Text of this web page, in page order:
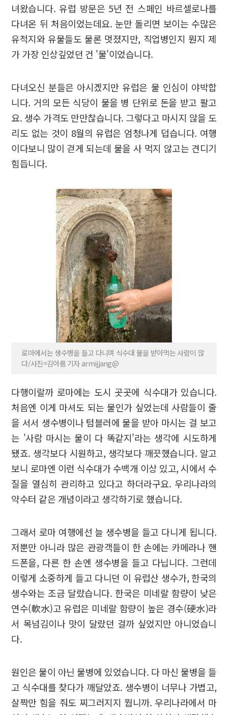
녀왔습니다. 유럽 방문은 5년 전 스페인 바르셀로나를
다녀온 뒤 처음이었는데요. 눈만 돌리면 보이는 수많은
유적지와 유물들도 물론 멋졌지만, 직업병인지 뭔지 제
가 가장 인상깊었던 건 '물'이었습니다.
다녀오신 분들은 아시겠지만 유럽은 물 인심이 야박합
니다. 거의 모든 식당이 물을 병 단위로 돈을 받고 팔고
요. 생수 가격도 만만찮습니다. 그렇다고 마시지 않을 도
리도 없는 것이 8월의 유럽은 엄청나게 덥습니다. 여행
이다보니 많이 걷게 되는데 물을 사 먹지 않고는 견디기
힘듭니다.
로마에서는 생수병을 들고 다니며 식수대 물을 받아먹는 사람이 많
다/사진=김아름 기자 armijjang@
다행이랄까 로마에는 도시 곳곳에 식수대가 있습니다.
처음엔 이게 마셔도 되는 물인가 싶었는데 사람들이 줄
을 서서 생수병이나 텀블러에 물을 받아 마시는 걸 보고
는 '사람 마시는 물이 다 똑같지'라는 생각에 시도하게
됐죠. 생각보다 시원하고, 생각보다 깨끗했습니다. 알고
보니 로마엔 이런 식수대가 수백개 이상 있고, 시에서 수
질을 열심히 관리하고 있다고 하더라구요. 우리나라의
약수터 같은 개념이라고 생각하기로 했습니다.
그래서 로마 여행에선 늘 생수병을 들고 다니게 됩니다.
저뿐만 아니라 많은 관광객들이 한 손에는 카메라나 핸
드폰을, 다른 한 손엔 생수병을 들고 다닙니다. 그런데
이렇게 소중하게 들고 다니던 이 유럽산 생수가, 한국의
생수와는 조금 달랐습니다. 한국은 미네랄 함량이 낮은
연수(軟水)고 유럽은 미네랄 함량이 높은 경수(硬水)라
서 목넘김이나 맛이 달랐던 걸까 싶었지만 아니었습니
다.
원인은 물이 아닌 물병에 있었습니다. 다 마신 물병을 들
고 식수대를 찾다가 깨달았죠. 생수병이 너무나 가볍고,
살짝만 힘을 줘도 찌그러지지 뭡니까. 우리나라에서 마